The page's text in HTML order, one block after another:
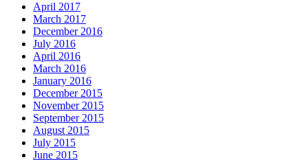
April 2017
March 2017
December 2016
July 2016
April 2016
March 2016
January 2016
December 2015
November 2015
September 2015
August 2015
July 2015
June 2015